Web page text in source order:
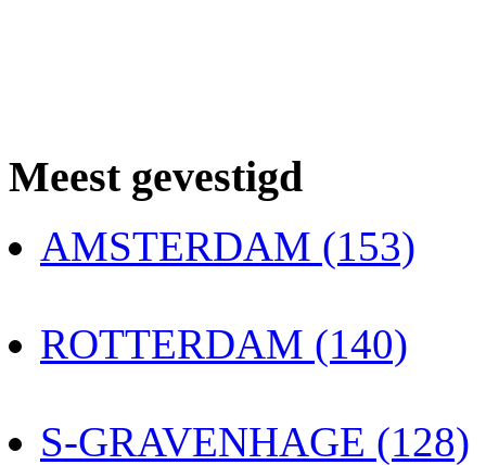
Meest gevestigd
AMSTERDAM (153)
ROTTERDAM (140)
S-GRAVENHAGE (128)